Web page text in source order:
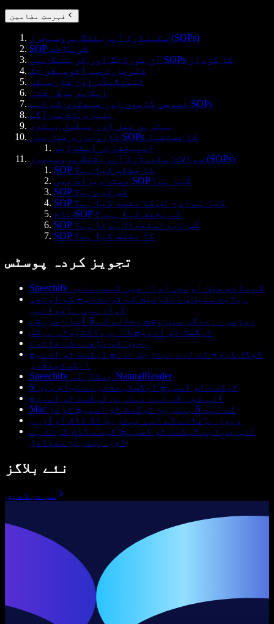
فہرستِ مضامین
سٹینڈرڈ آپریٹنگ پروسیجرز (SOPs)
SOP کی ساخت
آن بورڈنگ اور ٹریننگ میں SOPs کا کردار
فلوچارٹ سے آٹومیشن تک
ٹیمپلیٹس اور فارمیٹس
ایک مربوط رشتہ
خصوصی کاموں اور صنعتوں کے لیے SOPs
بنیادیات سے آگے
بہترین عمل اور مسلسل بہتری
کاروباری عمل میں SOPs کا مستقبل
اسپیچفائی اسٹوڈیو
سوالات: سٹینڈرڈ آپریٹنگ پروسیجرز (SOPs)
SOP کا مطلب کیا ہے؟
دستاویزات میں SOP کیا ہے؟
SOP کس لیے ہے؟
SOP کیا ہے اور اس کا مقصد کیا ہے؟
عام SOP کے مخفف کیا ہیں؟
SOP کس لیے استعمال ہوتا ہے؟
SOP کا مخفف کیا ہے؟
تجویز کردہ پوسٹس
Speechify کے ساتھ متن اونچی آواز میں کیسے سنیں
ریڈیٹ سنیں، انٹرنیٹ کے فرنٹ پیج کو اونچی
آواز میں پڑھوائیں
روزمرہ زندگی میں وقت بچانے کے 5 آسان طریقے
ٹیکسٹ ٹو اسپیچ کے پروڈکٹیوٹی ہیکس
بچوں کو پڑھنے کے فائدے
گوگل کروم کے لیے بہترین پانچ ٹیکسٹ ٹو اسپیچ
ایکسٹینشنز
Speechify بمقابلہ NaturalReader
5 ٹیکسٹ ٹو اسپیچ ایکسٹینشنز دستیاب ہیں
آئی فون کے لیے بہترین ٹیکسٹ ٹو اسپیچ
Mac کے لیے 5 بہترین ٹیکسٹ ٹو اسپیچ ٹولز
ویوز بڑھانے کے لیے بہترین ٹک ٹاک آوازیں
آئی بی ایم ٹیکسٹ ٹو اسپیچ: کیسے کام کرتا ہے
اور بہترین متبادل
نئے بلاگز
سب دیکھیں